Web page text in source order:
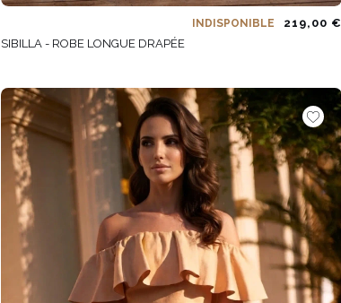
INDISPONIBLE
219,00 €
SIBILLA - ROBE LONGUE DRAPÉE